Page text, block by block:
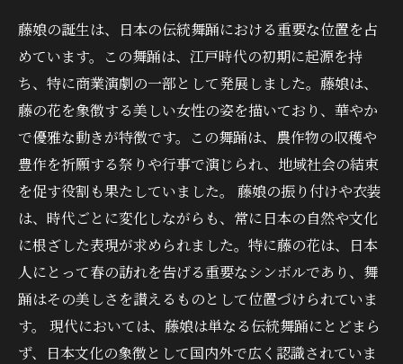
藤娘の誕生は、日本の伝統舞踊における重要な位置を占
めています。この舞踊は、江戸時代の初期に起源を持
ち、特に商業演劇の一部として発展しました。藤娘は、
藤の花を象徴する美しい女性の姿を描いており、華やか
で優雅な動きが特徴です。この舞踊は、農作物の収穫や
豊作を祈願する祭りや行事で演じられ、地域社会の結束
を促す役割も果たしていました。 藤娘の振り付けや衣装
は、時代ごとに変化しながらも、常に日本の自然や文化
に根ざした表現が求められました。特に藤の花は、日本
人にとって春の訪れを告げる重要なシンボルであり、舞
踊はその美しさを讃えるものとして位置づけられていま
す。 現代においては、藤娘は単なる伝統舞踊にとどまら
ず、日本文化の象徴として国内外で広く認識されていま